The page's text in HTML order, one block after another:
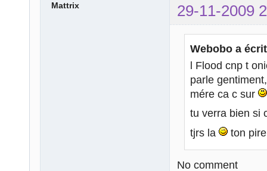
Mattrix 29-11-2009
Webobo a
l Flood cnp t
parle
mére ca c sur
tu verra bien si
tjrs la
ton
No comment